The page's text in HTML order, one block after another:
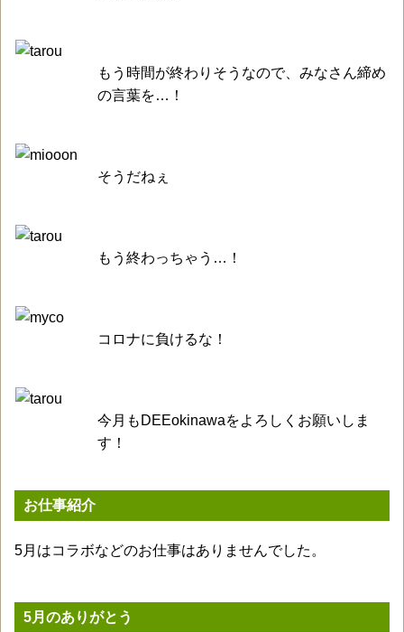
もう時間が終わりそうなので、みなさん締め
の言葉を…！
そうだねぇ
もう終わっちゃう…！
コロナに負けるな！
今月もDEEokinawaをよろしくお願いしま
す！
お仕事紹介
5月はコラボなどのお仕事はありませんでした。
5月のありがとう